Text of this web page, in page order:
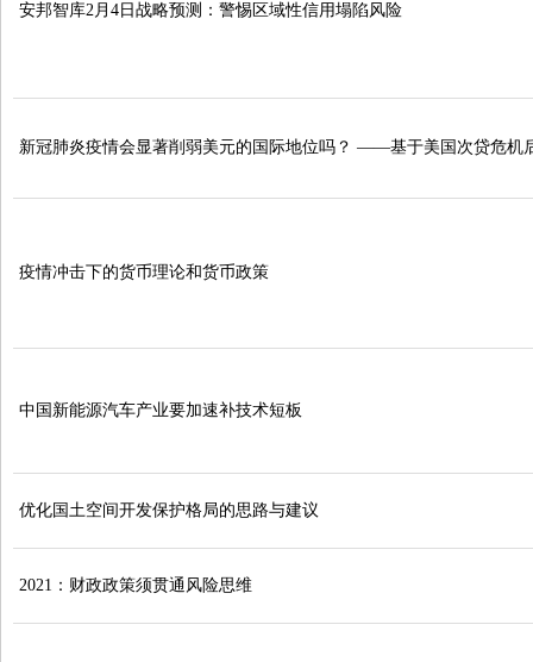
安邦智库2月4日战略预测：警惕区域性信用塌陷风险
新冠肺炎疫情会显著削弱美元的国际地位吗？ ——基于美国次贷危机
疫情冲击下的货币理论和货币政策
中国新能源汽车产业要加速补技术短板
优化国土空间开发保护格局的思路与建议
2021：财政政策须贯通风险思维